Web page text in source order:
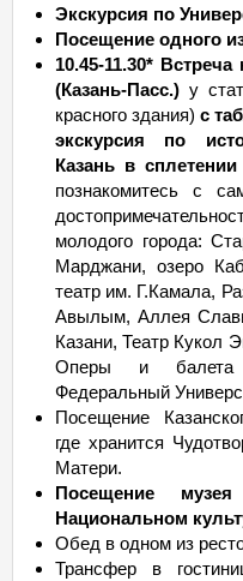
Экскурсия по
Посещение одного
10.45-11.30*
(Казань-Пасс.) у
красного здания) с
экскурсия по
Казань в сплетении
познакомитесь с
молодого города:
Марджани, озеро
театр им. Г.Камала,
Авылым, Аллея
Казани, Театр Кукол
Оперы и балета
Федеральный
Посещение
где хранится
Матери.
Посещение
Национальном
Обед в одном из
Трансфер в